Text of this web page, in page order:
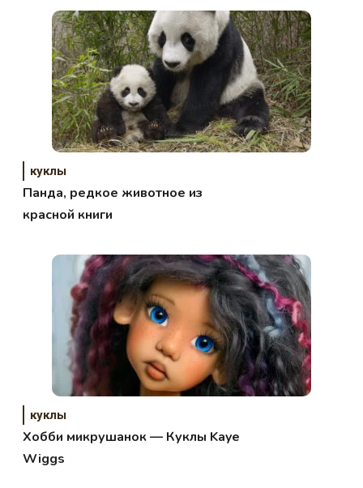
куклы
Панда, редкое животное из
красной книги
куклы
Хобби микрушанок — Куклы Kaye
Wiggs